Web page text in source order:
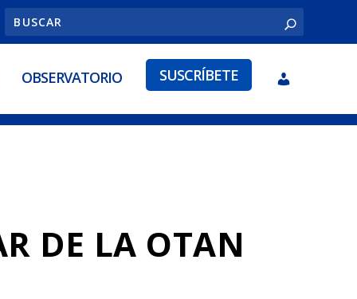
OBSERVATORIO SUSCRÍBETE
DE LA OTAN